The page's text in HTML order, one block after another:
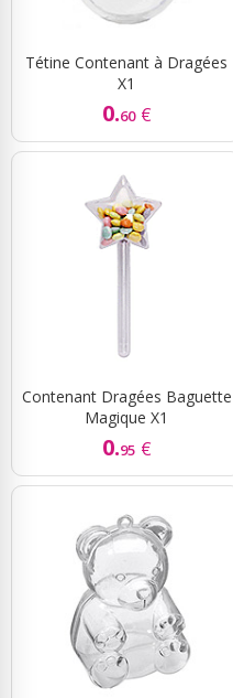
Tétine Contenant à Dragées
X1
0.60 €
Contenant Dragées Baguette
Magique X1
0.95 €